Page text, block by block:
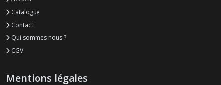
Catalogue
Contact
Qui sommes nous ?
CGV
Mentions légales